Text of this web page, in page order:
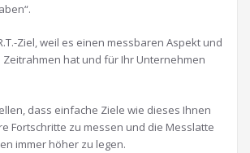
Ziel, weil es einen messbaren Aspekt und
hat und für Ihr Unternehmen
dass einfache Ziele wie dieses Ihnen
Fortschritte zu messen und die Messlatte
immer höher zu legen.